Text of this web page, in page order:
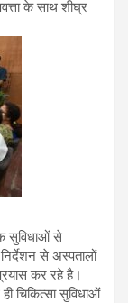
के साथ शीघ्र
सुविधाओं से
से अस्पतालों
कर रहे है।
चिकित्सा सुविधाओं